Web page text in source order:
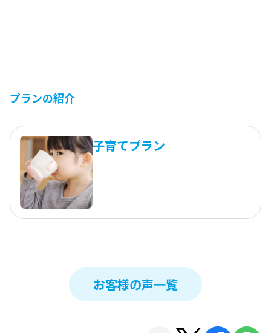
プランの紹介
子育てプラン
お客様の声一覧